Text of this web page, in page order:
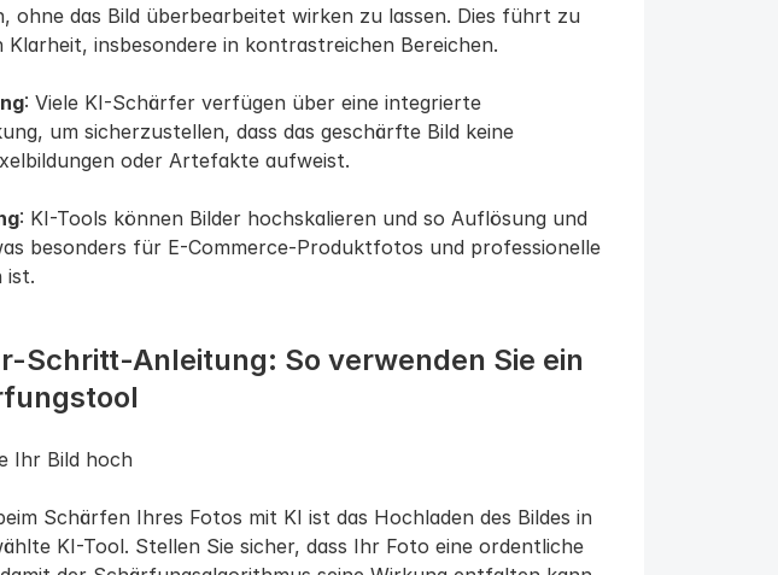
ohne das Bild überbearbeitet wirken zu lassen. Dies führt zu
Klarheit, insbesondere in kontrastreichen Bereichen.
: Viele KI-Schärfer verfügen über eine integrierte
um sicherzustellen, dass das geschärfte Bild keine
oder Artefakte aufweist.
: KI-Tools können Bilder hochskalieren und so Auflösung und
besonders für E-Commerce-Produktfotos und professionelle
ist.
Schritt-Anleitung: So verwenden Sie ein
Ihr Bild hoch
Schärfen Ihres Fotos mit KI ist das Hochladen des Bildes in
KI-Tool. Stellen Sie sicher, dass Ihr Foto eine ordentliche